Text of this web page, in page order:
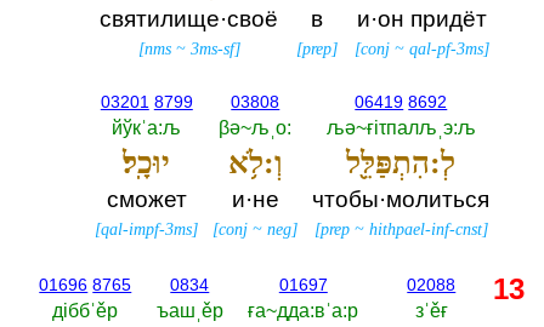
и·он придёт
[conj ~qal-pf-3ms]
в
[prep]
святилище·своё
[nms~ 3ms-sf]
06419 8692
љә~ғiτпалљˌэ:љ
לְ:הִתְפַּלֵּ֖ל
чтобы·молиться
[prep~ hithpael-inf-cnst]
03808
βә~љˌо:‎
וְ:לֹ֥א
и·не
[conj ~neg]
03201 8799
йўкˈа:љ
יוּכָֽל׃
сможет
[qal-impf-3ms]
02088
зˈěғ
01697
ға~дда:вˈа:р
0834
ъашˌěр
01696 8765
дiббˈěр
13